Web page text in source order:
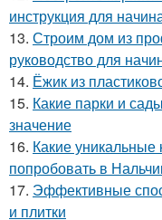
инструкция для
13. Строим дом из
руководство для
14. Ёжик из
15. Какие парки и
значение
16. Какие
попробовать в
17. Эффективные
и плитки